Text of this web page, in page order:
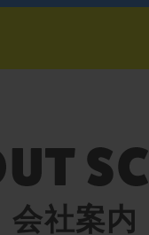
会社案内